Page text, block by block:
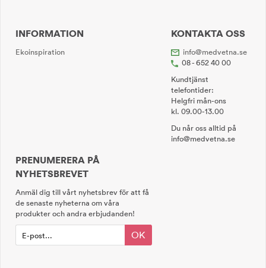
INFORMATION
Ekoinspiration
KONTAKTA OSS
info@medvetna.se
08 - 652 40 00
Kundtjänst
telefontider:
Helgfri mån-ons
kl. 09.00-13.00
Du når oss alltid på
info@medvetna.se
PRENUMERERA PÅ
NYHETSBREVET
Anmäl dig till vårt nyhetsbrev för att få
de senaste nyheterna om våra
produkter och andra erbjudanden!
OK